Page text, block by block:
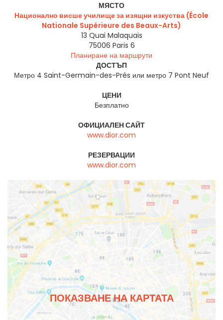
МЯСТО
Национално висше училище за изящни изкуства (École
Nationale Supérieure des Beaux-Arts)
13 Quai Malaquais
75006 Paris 6
Планиране на маршрути
ДОСТЪП
Метро 4 Saint-Germain-des-Prés или метро 7 Pont Neuf
ЦЕНИ
Безплатно
ОФИЦИАЛЕН САЙТ
www.dior.com
РЕЗЕРВАЦИИ
www.dior.com
ПОКАЗВАНЕ НА КАРТАТА